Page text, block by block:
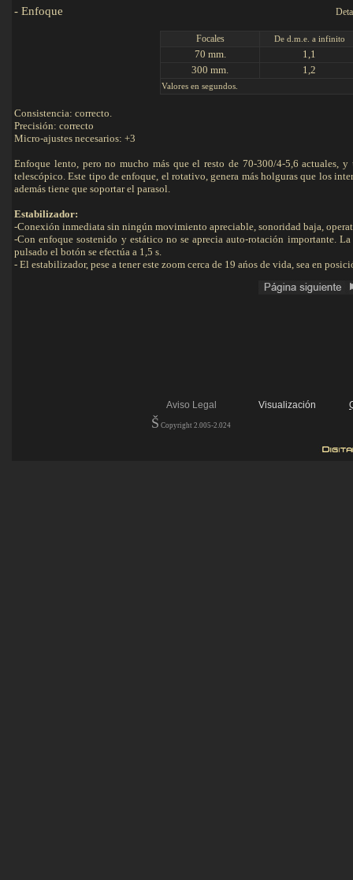
- Enfoque
Focales De d.m.e. a infinito
70 mm.
1,1
300 mm.
1,2
Valores en segundos.
Consistencia: correcto.
Precisión: correcto
Micro-ajustes necesarios: +3
Enfoque lento, pero no mucho más que el resto de 70-300/4-5,6 actuales,
telescópico. Este tipo de enfoque, el rotativo, genera más holguras que los
además tiene que soportar el parasol.
Estabilizador:
-Conexión inmediata sin ningún movimiento apreciable, sonoridad baja,
-Con enfoque sostenido y estático no se aprecia auto-rotación importante.
pulsado el botón se efectúa a 1,5 s.
- El estabilizador, pese a tener este zoom cerca de 19 ańos de vida, sea en